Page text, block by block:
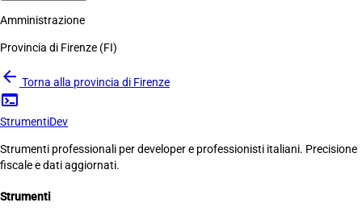
Amministrazione
Provincia di Firenze (FI)
arrow_back Torna alla provincia di Firenze
terminal
StrumentiDev
Strumenti professionali per developer e professionisti italiani. Precisione
fiscale e dati aggiornati.
Strumenti